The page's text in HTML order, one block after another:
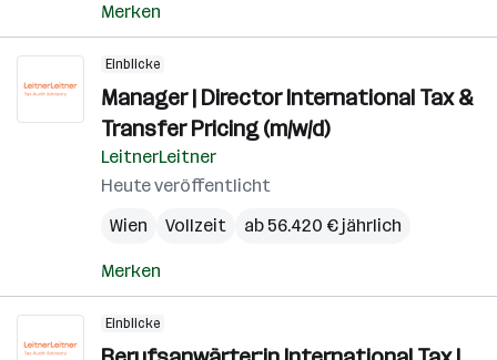
Merken
Einblicke
Manager | Director International Tax &
Transfer Pricing (m/w/d)
LeitnerLeitner
Heute veröffentlicht
Wien
Vollzeit ab 56.420 € jährlich
Merken
Einblicke